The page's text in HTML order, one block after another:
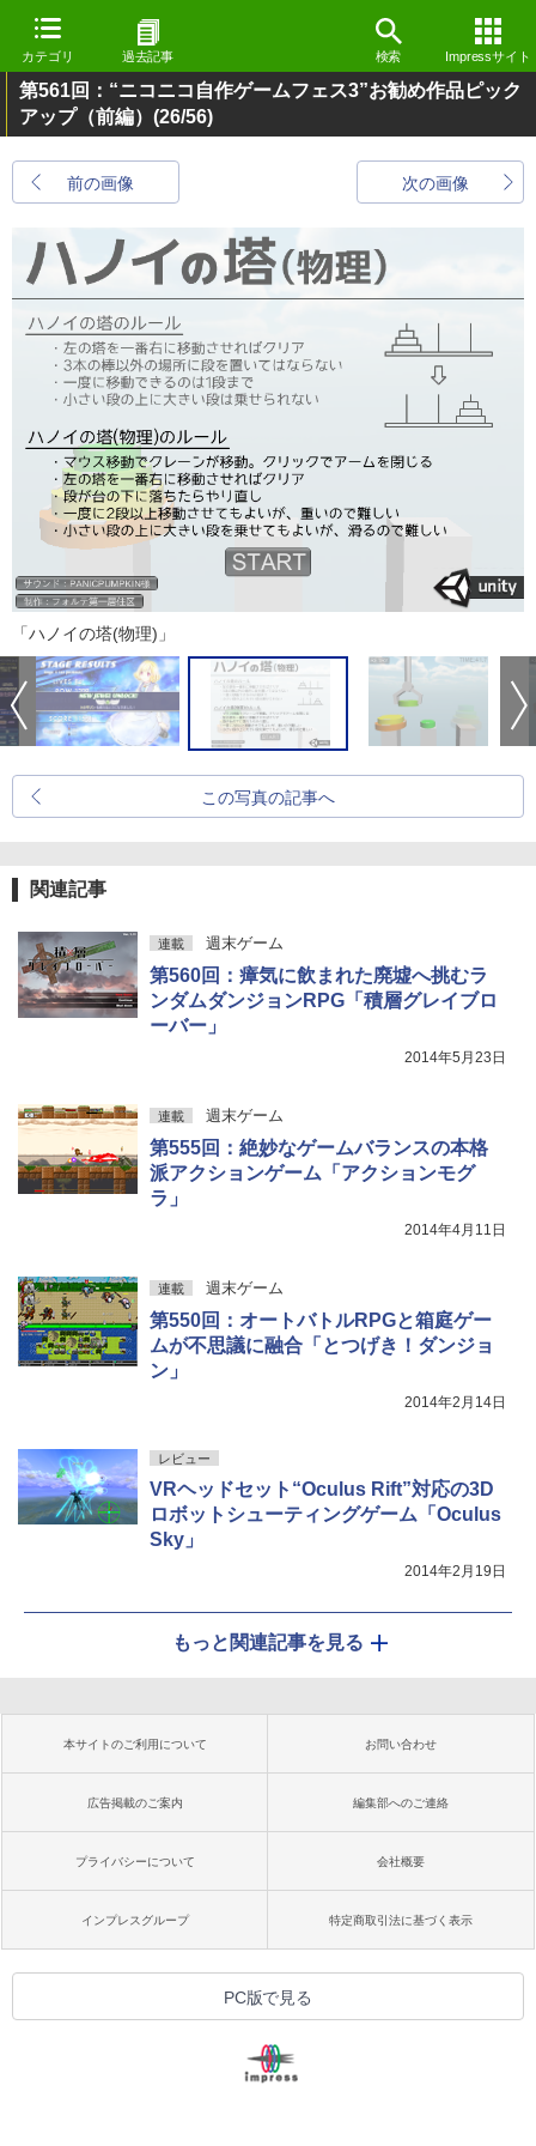
カテゴリ 過去記事 検索 Impressサイト
第561回：“ニコニコ自作ゲームフェス3”お勧め作品ピック
アップ（前編） (26/56)
前の画像 次の画像
「ハノイの塔(物理)」
この写真の記事へ
関連記事
連載 週末ゲーム
第560回：瘴気に飲まれた廃墟へ挑むラ
ンダムダンジョンRPG「積層グレイブロ
ーバー」
2014年5月23日
連載 週末ゲーム
第555回：絶妙なゲームバランスの本格
派アクションゲーム「アクションモグ
ラ」
2014年4月11日
連載 週末ゲーム
第550回：オートバトルRPGと箱庭ゲー
ムが不思議に融合「とつげき！ダンジョ
ン」
2014年2月14日
レビュー
VRヘッドセット“Oculus Rift”対応の3D
ロボットシューティングゲーム「Oculus
Sky」
2014年2月19日
もっと関連記事を見る
本サイトのご利用について お問い合わせ
広告掲載のご案内 編集部へのご連絡
プライバシーについて 会社概要
インプレスグループ 特定商取引法に基づく表示
PC版で見る